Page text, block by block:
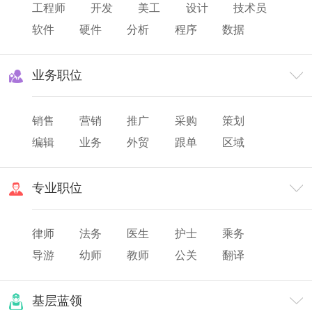
工程师 开发 美工 设计
技术员
软件
硬件 分析 程序
数据
网页
研发
业务职位
销售 营销 推广 采购
策划
编辑
业务 外贸 跟单
区域
专业职位
律师 法务 医生 护士
乘务
导游
幼师 教师 公关
翻译
基层蓝领